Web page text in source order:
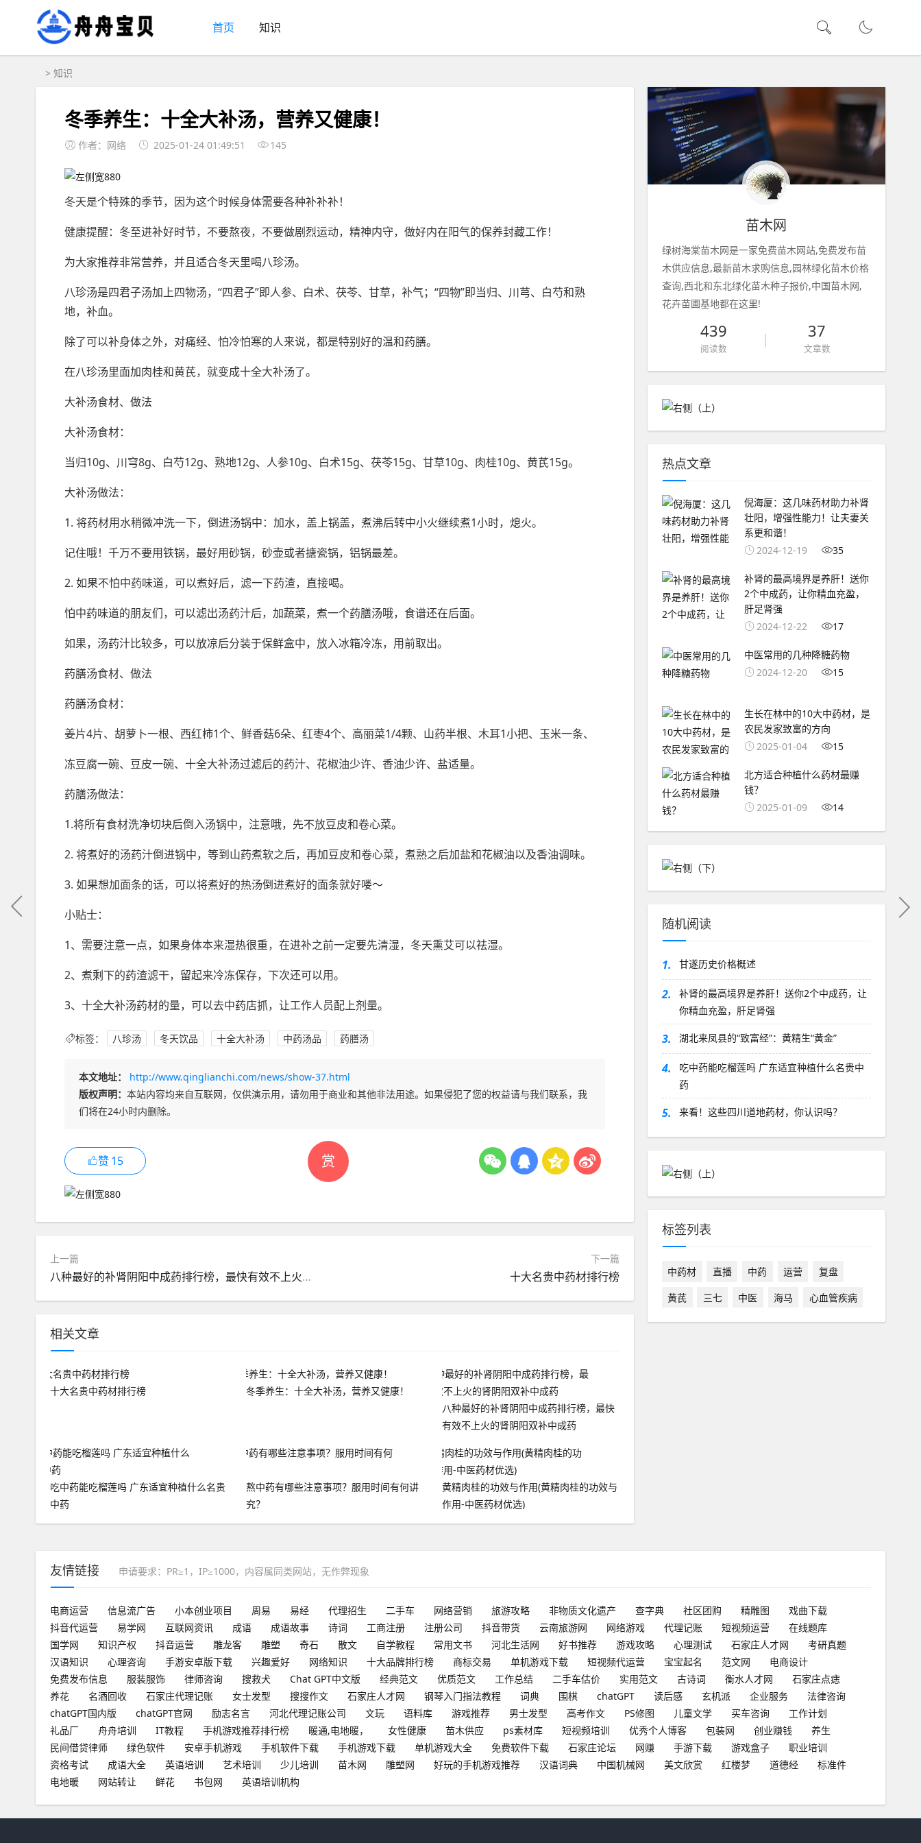
首页 知识
> 知识
冬季养生：十全大补汤，营养又健康！
作者：网络 2025-01-24 01:49:51 145
冬天是个特殊的季节，因为这个时候身体需要各种补补补！
健康提醒：冬至进补好时节，不要熬夜，不要做剧烈运动，精神内守，做好内在阳气的保养封藏工作！
为大家推荐非常营养，并且适合冬天里喝八珍汤。
八珍汤是四君子汤加上四物汤，“四君子”即人参、白术、茯苓、甘草，补气；“四物”即当归、川芎、白芍和熟
地，补血。
除了可以补身体之外，对痛经、怕冷怕寒的人来说，都是特别好的温和药膳。
在八珍汤里面加肉桂和黄芪，就变成十全大补汤了。
大补汤食材、做法
大补汤食材：
当归10g、川穹8g、白芍12g、熟地12g、人参10g、白术15g、茯苓15g、甘草10g、肉桂10g、黄芪15g。
大补汤做法：
1. 将药材用水稍微冲洗一下，倒进汤锅中：加水，盖上锅盖，煮沸后转中小火继续煮1小时，熄火。
记住哦！千万不要用铁锅，最好用砂锅，砂壶或者搪瓷锅，铝锅最差。
2. 如果不怕中药味道，可以煮好后，滤一下药渣，直接喝。
怕中药味道的朋友们，可以滤出汤药汁后，加蔬菜，煮一个药膳汤哦，食谱还在后面。
如果，汤药汁比较多，可以放凉后分装于保鲜盒中，放入冰箱冷冻，用前取出。
药膳汤食材、做法
药膳汤食材：
姜片4片、胡萝卜一根、西红柿1个、鲜香菇6朵、红枣4个、高丽菜1/4颗、山药半根、木耳1小把、玉米一条、
冻豆腐一碗、豆皮一碗、十全大补汤过滤后的药汁、花椒油少许、香油少许、盐适量。
药膳汤做法：
1.将所有食材洗净切块后倒入汤锅中，注意哦，先不放豆皮和卷心菜。
2. 将煮好的汤药汁倒进锅中，等到山药煮软之后，再加豆皮和卷心菜，煮熟之后加盐和花椒油以及香油调味。
3. 如果想加面条的话，可以将煮好的热汤倒进煮好的面条就好喽～
小贴士：
1、需要注意一点，如果身体本来湿热很重，在进补之前一定要先清湿，冬天熏艾可以祛湿。
2、煮剩下的药渣滤干，留起来冷冻保存，下次还可以用。
3、十全大补汤药材的量，可以去中药店抓，让工作人员配上剂量。
标签： 八珍汤 冬天饮品 十全大补汤 中药汤品 药膳汤
赏
本文地址：
http://www.qinglianchi.com/news/show-37.html
版权声明： 本站内容均来自互联网，仅供演示用，请勿用于商业和其他非法用途。如果侵犯了您的权益请与我们联系，我
们将在24小时内删除。
赞15
上一篇
八种最好的补肾阴阳中成药排行榜，最快有效不上火的肾阴阳双补中成药
下一篇
十大名贵中药材排行榜
相关文章
十大名贵中药材排行榜
冬季养生：十全大补汤，营养又健康！
八种最好的补肾阴阳中成药排行榜，最快
有效不上火的肾阴阳双补中成药
吃中药能吃榴莲吗 广东适宜种植什么名贵
中药
熬中药有哪些注意事项？服用时间有何讲
究？
黄精肉桂的功效与作用(黄精肉桂的功效与
作用-中医药材优选)
苗木网
绿树海棠苗木网是一家免费苗木网站,免费发布苗
木供应信息,最新苗木求购信息,园林绿化苗木价格
查询,西北和东北绿化苗木种子报价,中国苗木网,
花卉苗圃基地都在这里!
439
阅读数
37
文章数
热点文章
倪海厦：这几味药材助力补肾
壮阳，增强性能力！让夫妻关
系更和谐！
2024-12-19
35
补肾的最高境界是养肝！送你
2个中成药，让你精血充盈，
肝足肾强
2024-12-22
17
中医常用的几种降糖药物
2024-12-20
15
生长在林中的10大中药材，是
农民发家致富的方向
2025-01-04
15
北方适合种植什么药材最赚
钱？
2025-01-09
14
随机阅读
1. 甘遂历史价格概述
2.
补肾的最高境界是养肝！送你2个中成药，让
你精血充盈，肝足肾强
3. 湖北来凤县的“致富经”：黄精生“黄金”
4.
吃中药能吃榴莲吗 广东适宜种植什么名贵中
药
5. 来看！这些四川道地药材，你认识吗？
标签列表
中药材 直播 中药 运营
复盘
黄芪
三七 中医 海马 心血管疾病
友情链接 申请要求：PR≥1，IP≥1000，内容属同类网站，无作弊现象
电商运营 信息流广告 小本创业项目 周易 易经 代理招生 二手车 网络营销 旅游攻略 非物质文化遗产 查字典 社区团购 精雕图
戏曲下载
抖音代运营
易学网 互联网资讯 成语 成语故事 诗词 工商注册 注册公司 抖音带货 云南旅游网 网络游戏 代理记账 短视频运营
在线题库
国学网
知识产权 抖音运营 雕龙客 雕塑 奇石 散文 自学教程 常用文书 河北生活网 好书推荐 游戏攻略 心理测试 石家庄人才网
考研真题
汉语知识
心理咨询 手游安卓版下载 兴趣爱好 网络知识 十大品牌排行榜 商标交易 单机游戏下载 短视频代运营 宝宝起名 范文网
电商设计
免费发布信息
服装服饰 律师咨询 搜救犬 Chat GPT中文版 经典范文 优质范文 工作总结 二手车估价 实用范文 古诗词 衡水人才网
石家庄点痣
养花
名酒回收 石家庄代理记账 女士发型 搜搜作文 石家庄人才网 钢琴入门指法教程 词典 围棋 chatGPT 读后感 玄机派 企业服务
法律咨询
chatGPT国内版
chatGPT官网 励志名言 河北代理记账公司 文玩 语料库 游戏推荐 男士发型 高考作文 PS修图 儿童文学 买车咨询
工作计划
礼品厂
舟舟培训 IT教程 手机游戏推荐排行榜 暖通,电地暖， 女性健康 苗木供应 ps素材库 短视频培训 优秀个人博客 包装网 创业赚钱
养生
民间借贷律师
绿色软件 安卓手机游戏 手机软件下载 手机游戏下载 单机游戏大全 免费软件下载 石家庄论坛 网赚 手游下载 游戏盒子
职业培训
资格考试
成语大全 英语培训 艺术培训 少儿培训 苗木网 雕塑网 好玩的手机游戏推荐 汉语词典 中国机械网 美文欣赏 红楼梦 道德经
标准件
电地暖
网站转让 鲜花 书包网 英语培训机构